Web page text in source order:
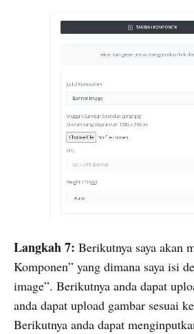
Langkah 7: Berikutnya saya akan
Komponen” yang dimana saya isi
image”. Berikutnya anda dapat
anda dapat upload gambar sesuai
Berikutnya anda dapat